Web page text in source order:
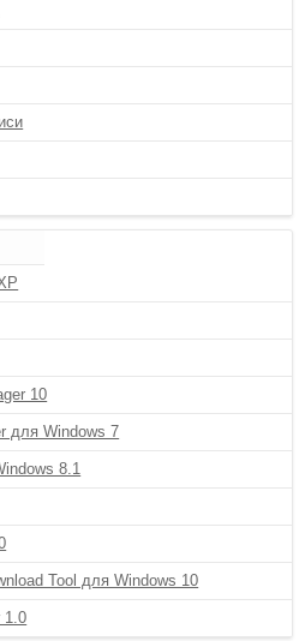
10
для Windows 7
8.1
Tool для Windows 10
1.0